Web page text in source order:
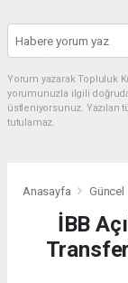
Yorum yazarak Topluluk
yorumunuzla ilgili
üstleniyorsunuz.
tutulamaz.
Anasayfa Güncel
İBB